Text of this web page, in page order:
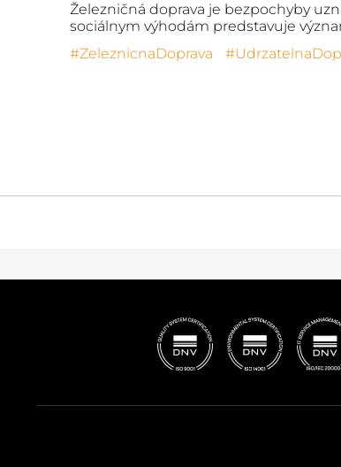
Železničná doprava je bezpochyby
sociálnym výhodám predstavuje
#ZeleznicnaDoprava